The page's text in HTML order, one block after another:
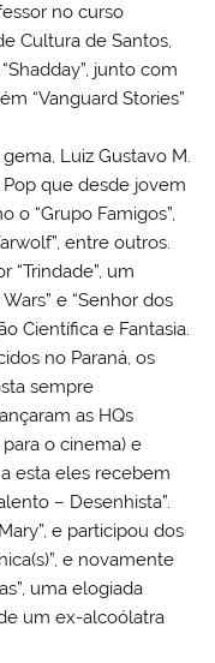
no curso
Cultura de Santos,
junto com
“Vanguard Stories”
Luiz Gustavo M.
que desde jovem
o “Grupo Famigos”,
entre outros.
“Trindade”, um
e “Senhor dos
Científica e Fantasia.
no Paraná, os
sempre
as HQs
o cinema) e
esta eles recebem
– Desenhista”.
e participou dos
e novamente
uma elogiada
um ex-alcoólatra